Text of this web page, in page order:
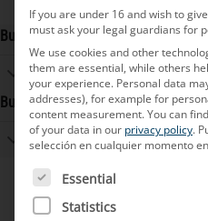
Bulgaria
IT Competence Center
Bulgaria
IT Competence Center
If you are under 16 and wish to
must ask your legal guardians for
We use cookies and other
them are essential, while others
your experience. Personal data
addresses), for example for
content measurement.You can
of your data in our privacy policy.
selección en cualquier momento en
A CONTINUACIÓN
Essential
Statistics